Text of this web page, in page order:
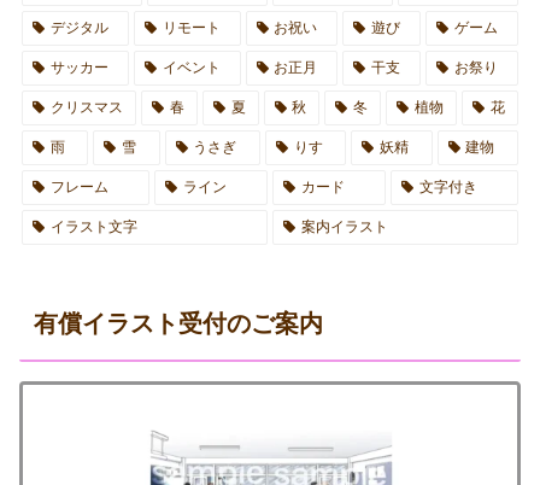
デジタル リモート お祝い 遊び ゲーム
サッカー イベント お正月 干支 お祭り
クリスマス 春 夏 秋 冬 植物 花
雨 雪 うさぎ りす 妖精 建物
フレーム ライン カード 文字付き
イラスト文字 案内イラスト
有償イラスト受付のご案内